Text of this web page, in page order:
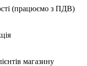
(працюємо з ПДВ)
магазину